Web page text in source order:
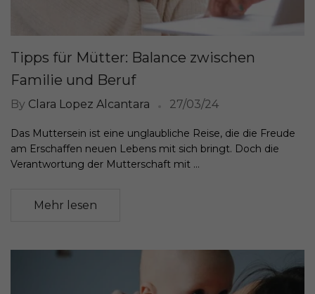
Tipps für Mütter: Balance zwischen
Familie und Beruf
By Clara Lopez Alcantara 27/03/24
Das Muttersein ist eine unglaubliche Reise, die die Freude
am Erschaffen neuen Lebens mit sich bringt. Doch die
Verantwortung der Mutterschaft mit ...
Mehr lesen